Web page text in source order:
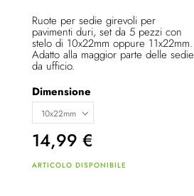
Ruote per sedie girevoli per
pavimenti duri, set da 5 pezzi con
stelo di 10x22mm oppure 11x22mm.
Adatto alla maggior parte delle sedie
da ufficio.
Dimensione
14,99 €
ARTICOLO DISPONIBILE